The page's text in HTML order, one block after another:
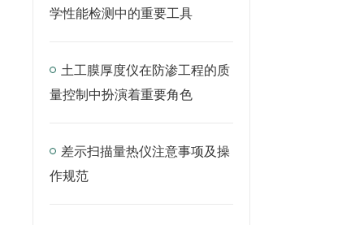
学性能检测中的重要工具
土工膜厚度仪在防渗工程的质
量控制中扮演着重要角色
差示扫描量热仪注意事项及操
作规范